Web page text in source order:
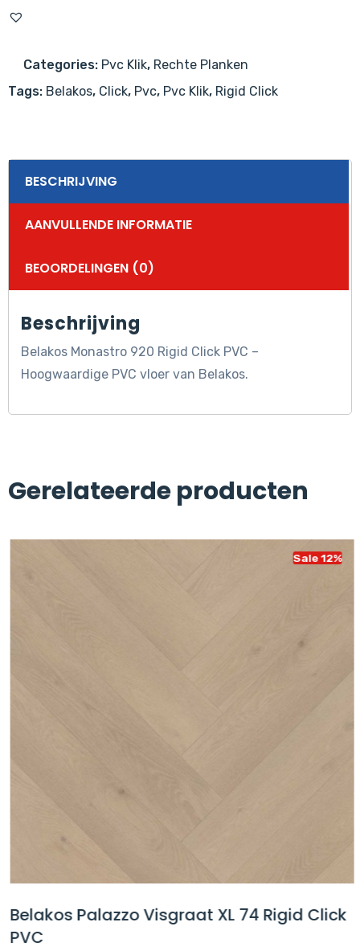
Rigid
PVC
aantal
Categories: Pvc Klik, Rechte Planken
Tags: Belakos, Click, Pvc, Pvc Klik, Rigid Click
BESCHRIJVING
AANVULLENDE INFORMATIE
BEOORDELINGEN (0)
Beschrijving
Belakos Monastro 920 Rigid Click PVC –
Hoogwaardige PVC vloer van Belakos.
Gerelateerde producten
Sale 12%
Belakos Palazzo Visgraat XL 74 Rigid Click
PVC